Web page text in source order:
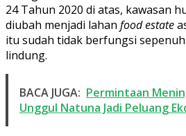
24 Tahun 2020 di atas, kawasan
diubah menjadi lahan food estate
itu sudah tidak berfungsi
lindung.
BACA JUGA: Permintaan
Unggul Natuna Jadi Peluang